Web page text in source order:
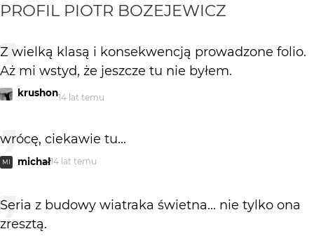
PROFIL PIOTR BOZEJEWICZ
Z wielką klasą i konsekwencją prowadzone folio.
Aż mi wstyd, że jeszcze tu nie byłem.
krushon14 lat temu
wrócę, ciekawie tu...
MI michał14 lat temu
Seria z budowy wiatraka świetna... nie tylko ona
zresztą.